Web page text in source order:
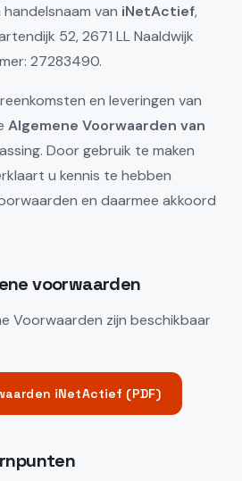
van iNetActief,
52, 2671 LL Naaldwijk
27283490.
en leveringen van
Algemene Voorwaarden van
Door gebruik te maken
u kennis te hebben
en daarmee akkoord
voorwaarden
Voorwaarden zijn beschikbaar
iNetActief (PDF)